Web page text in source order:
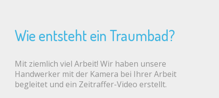
Wie entsteht ein Traumbad?
Mit ziemlich viel Arbeit! Wir haben unsere
Handwerker mit der Kamera bei Ihrer Arbeit
begleitet und ein Zeitraffer-Video erstellt.